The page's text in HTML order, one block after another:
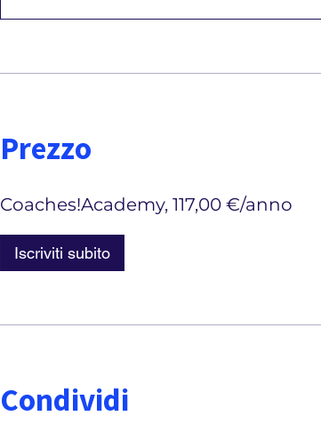
Prezzo
Coaches!Academy, 117,00 €/anno
Iscriviti subito
Condividi